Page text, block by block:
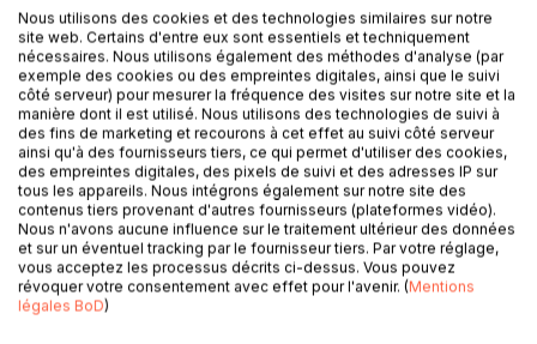
Développer la performance - Méthode pour réussir son
projet d’amélioration ou de certification (ISO 9001, IS0
14001, 0HSAS 18001, ISO 20000, ISO 22000 et ISO 27001)
VOLUME 1 : Planifier la démarche
Enfin une méthode qui présente, de manière concrète, les
étapes et les outils pour réussir une démarche
d’amélioration de la performance dans votre entreprise ou
votre organisation. Vous souhaitez réussir un projet
d’amélioration continue ? Voire développer une démarche
de certification ISO 9001, ISO 14001, ISO 20000, ISO 22000,
ISO 27001 ou encore OHSAS 18001 ? Cette série de trois
volumes vous donne, de manière simple et pratique, la
Nous utilisons des cookies et des technologies similaires sur notre
site web. Certains d'entre eux sont essentiels et techniquement
nécessaires. Nous utilisons également des méthodes d'analyse (par
exemple des cookies ou des empreintes digitales, ainsi que le suivi
côté serveur) pour mesurer la fréquence des visites sur notre site et la
manière dont il est utilisé. Nous utilisons des technologies de suivi à
des fins de marketing et recourons à cet effet au suivi côté serveur
ainsi qu'à des fournisseurs tiers, ce qui permet d'utiliser des cookies,
des empreintes digitales, des pixels de suivi et des adresses IP sur
tous les appareils. Nous intégrons également sur notre site des
contenus tiers provenant d'autres fournisseurs (plateformes vidéo).
Nous n'avons aucune influence sur le traitement ultérieur des données
et sur un éventuel tracking par le fournisseur tiers. Par votre réglage,
vous acceptez les processus décrits ci-dessus. Vous pouvez
révoquer votre consentement avec effet pour l'avenir. (Mentions
légales BoD)